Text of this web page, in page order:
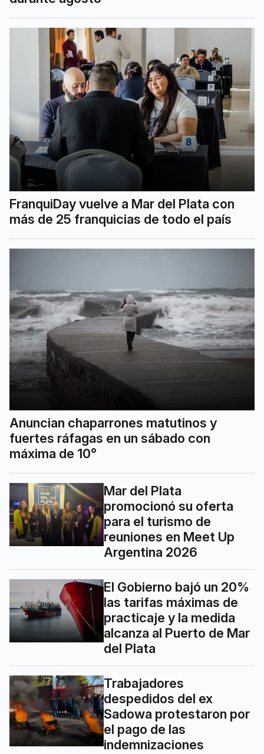
FranquiDay vuelve a Mar del Plata con
más de 25 franquicias de todo el país
Anuncian chaparrones matutinos y
fuertes ráfagas en un sábado con
máxima de 10°
Mar del Plata
promocionó su oferta
para el turismo de
reuniones en Meet Up
Argentina 2026
El Gobierno bajó un 20%
las tarifas máximas de
practicaje y la medida
alcanza al Puerto de Mar
del Plata
Trabajadores
despedidos del ex
Sadowa protestaron por
el pago de las
indemnizaciones